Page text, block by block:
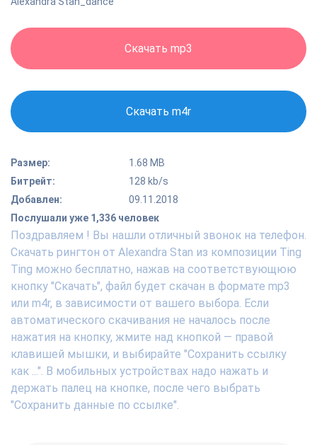
Скачать mp3
Скачать m4r
Размер:
1.68 MB
Битрейт:
128 kb/s
Добавлен:
09.11.2018
Послушали уже 1,336 человек
Поздравляем ! Вы нашли отличный звонок на телефон.
Скачать рингтон от Alexandra Stan из композиции Ting
Ting можно бесплатно, нажав на соответствующюю
кнопку "Скачать", файл будет скачан в формате mp3
или m4r, в зависимости от вашего выбора. Если
автоматического скачивания не началось после
нажатия на кнопку, жмите над кнопкой — правой
клавишей мышки, и выбирайте "Сохранить ссылку
как ...". В мобильных устройствах надо нажать и
держать палец на кнопке, после чего выбрать
"Сохранить данные по ссылке".